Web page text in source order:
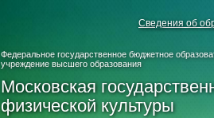
Сведения об
Федеральное государственное бюджетное
учреждение высшего образования
Московская
физической культуры